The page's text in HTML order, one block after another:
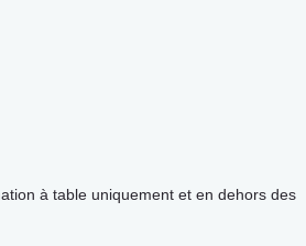
à table uniquement et en dehors des